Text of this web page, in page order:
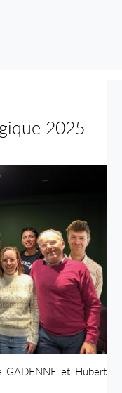
2025
GADENNE et Hubert